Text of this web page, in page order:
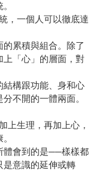
，一個人可以徹底達
累積與組合。除了
上「心」的層面，對
結構跟功能、身和心
不開的一體兩面。
上生理，再加上心，
體會到的是──樣樣都
是意識的延伸或轉